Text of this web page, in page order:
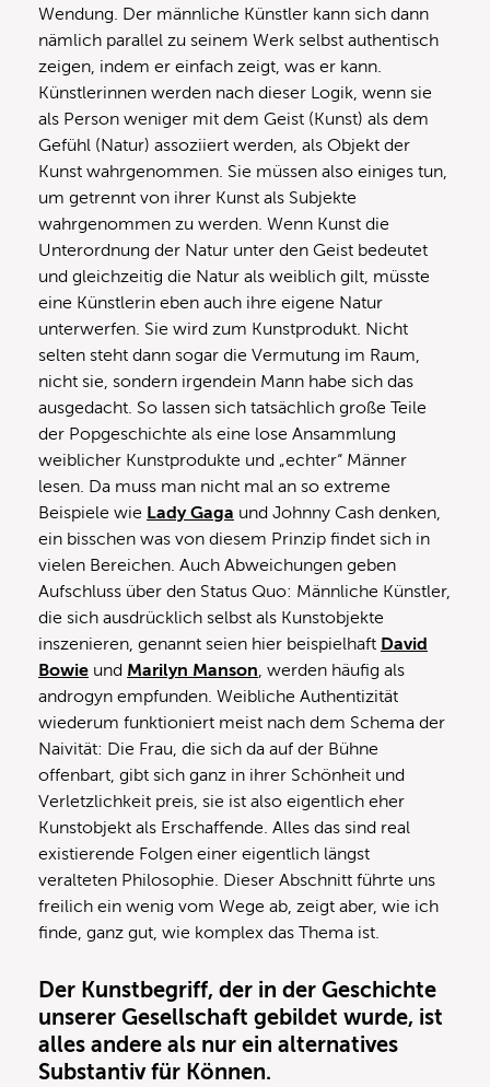
Wendung. Der männliche Künstler kann sich dann
nämlich parallel zu seinem Werk selbst authentisch
zeigen, indem er einfach zeigt, was er kann.
Künstlerinnen werden nach dieser Logik, wenn sie
als Person weniger mit dem Geist (Kunst) als dem
Gefühl (Natur) assoziiert werden, als Objekt der
Kunst wahrgenommen. Sie müssen also einiges tun,
um getrennt von ihrer Kunst als Subjekte
wahrgenommen zu werden. Wenn Kunst die
Unterordnung der Natur unter den Geist bedeutet
und gleichzeitig die Natur als weiblich gilt, müsste
eine Künstlerin eben auch ihre eigene Natur
unterwerfen. Sie wird zum Kunstprodukt. Nicht
selten steht dann sogar die Vermutung im Raum,
nicht sie, sondern irgendein Mann habe sich das
ausgedacht. So lassen sich tatsächlich große Teile
der Popgeschichte als eine lose Ansammlung
weiblicher Kunstprodukte und „echter“ Männer
lesen. Da muss man nicht mal an so extreme
Beispiele wie Lady Gaga und Johnny Cash denken,
ein bisschen was von diesem Prinzip findet sich in
vielen Bereichen. Auch Abweichungen geben
Aufschluss über den Status Quo: Männliche Künstler,
die sich ausdrücklich selbst als Kunstobjekte
inszenieren, genannt seien hier beispielhaft David
Bowie und Marilyn Manson, werden häufig als
androgyn empfunden. Weibliche Authentizität
wiederum funktioniert meist nach dem Schema der
Naivität: Die Frau, die sich da auf der Bühne
offenbart, gibt sich ganz in ihrer Schönheit und
Verletzlichkeit preis, sie ist also eigentlich eher
Kunstobjekt als Erschaffende. Alles das sind real
existierende Folgen einer eigentlich längst
veralteten Philosophie. Dieser Abschnitt führte uns
freilich ein wenig vom Wege ab, zeigt aber, wie ich
finde, ganz gut, wie komplex das Thema ist.
Der Kunstbegriff, der in der Geschichte
unserer Gesellschaft gebildet wurde, ist
alles andere als nur ein alternatives
Substantiv für Können.